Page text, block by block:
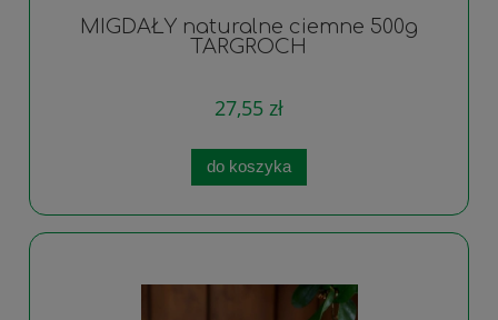
MIGDAŁY naturalne ciemne 500g
TARGROCH
27,55 zł
do koszyka